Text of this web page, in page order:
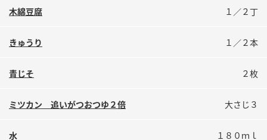
鍋奉行マニュアル
人気商品 ＋ おすすめレシピ
ミツカン公式通販
木綿豆腐 １／２丁
きゅうり １／２本
青じそ ２枚
ミツカン 追いがつおつゆ２倍 大さじ３
水 １８０ｍｌ